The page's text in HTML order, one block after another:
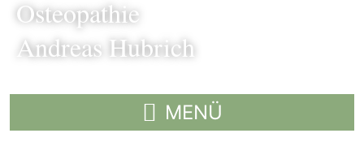
Osteopathie
Andreas Hubrich